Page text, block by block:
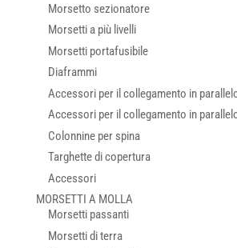
Morsetto sezionatore
Morsetti a più livelli
Morsetti portafusibile
Diaframmi
Accessori per il collegamento in
Accessori per il collegamento in
Colonnine per spina
Targhette di copertura
Accessori
MORSETTI A MOLLA
Morsetti passanti
Morsetti di terra